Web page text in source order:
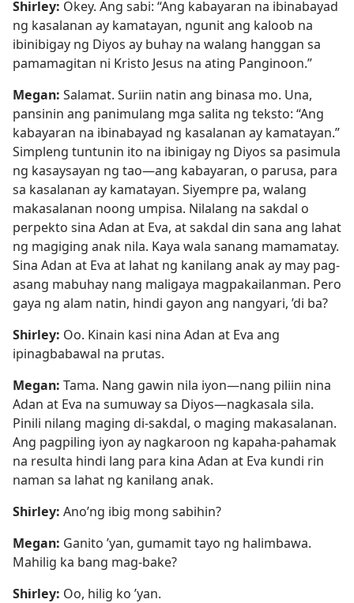
Shirley: Okey. Ang sabi: “Ang kabayaran na ibinabayad
ng kasalanan ay kamatayan, ngunit ang kaloob na
ibinibigay ng Diyos ay buhay na walang hanggan sa
pamamagitan ni Kristo Jesus na ating Panginoon.”
Megan: Salamat. Suriin natin ang binasa mo. Una,
pansinin ang panimulang mga salita ng teksto: “Ang
kabayaran na ibinabayad ng kasalanan ay kamatayan.”
Simpleng tuntunin ito na ibinigay ng Diyos sa pasimula
ng kasaysayan ng tao—ang kabayaran, o parusa, para
sa kasalanan ay kamatayan. Siyempre pa, walang
makasalanan noong umpisa. Nilalang na sakdal o
perpekto sina Adan at Eva, at sakdal din sana ang lahat
ng magiging anak nila. Kaya wala sanang mamamatay.
Sina Adan at Eva at lahat ng kanilang anak ay may pag-
asang mabuhay nang maligaya magpakailanman. Pero
gaya ng alam natin, hindi gayon ang nangyari, ’di ba?
Shirley: Oo. Kinain kasi nina Adan at Eva ang
ipinagbabawal na prutas.
Megan: Tama. Nang gawin nila iyon—nang piliin nina
Adan at Eva na sumuway sa Diyos—nagkasala sila.
Pinili nilang maging di-sakdal, o maging makasalanan.
Ang pagpiling iyon ay nagkaroon ng kapaha-pahamak
na resulta hindi lang para kina Adan at Eva kundi rin
naman sa lahat ng kanilang anak.
Shirley: Ano’ng ibig mong sabihin?
Megan: Ganito ’yan, gumamit tayo ng halimbawa.
Mahilig ka bang mag-bake?
Shirley: Oo, hilig ko ’yan.